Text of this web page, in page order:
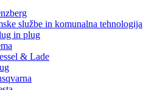
službe in komunalna tehnologija
in plug
& Lade